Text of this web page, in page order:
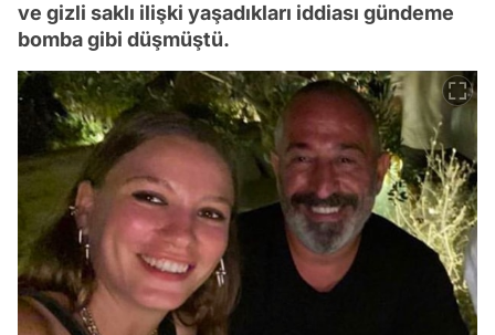
ve gizli saklı ilişki yaşadıkları iddiası gündeme
bomba gibi düşmüştü.